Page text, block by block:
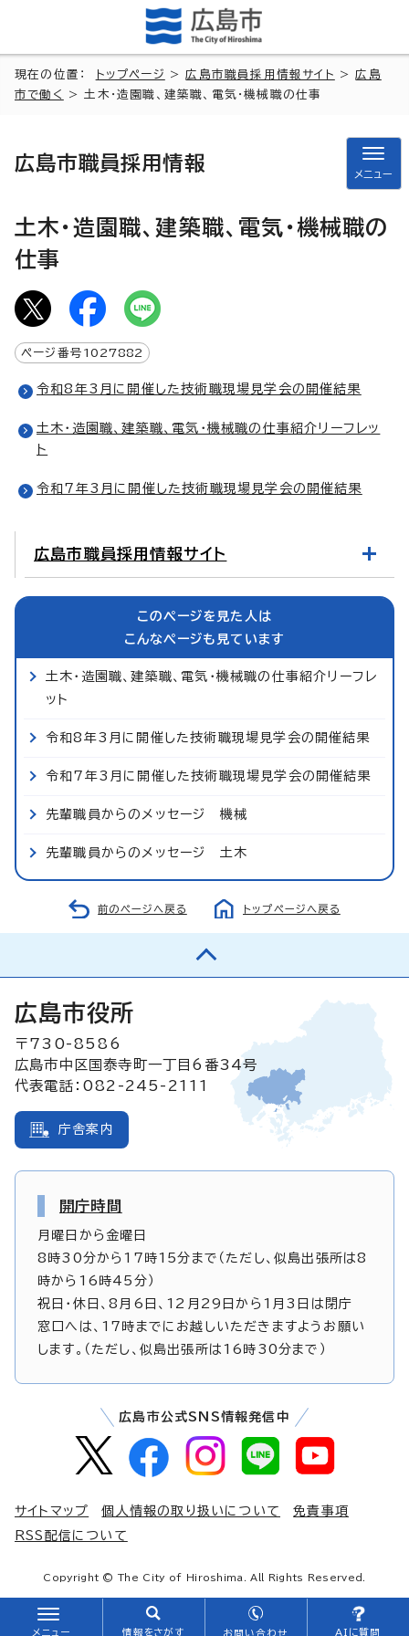
現在の位置： トップページ >広島市職員採用情報サイト >広島
市で働く
> 土木・造園職、建築職、電気・機械職の仕事
広島市職員採用情報
メニュー
土木・造園職、建築職、電気・機械職の
仕事
ページ番号 1027882
令和8年3月に開催した技術職現場見学会の開催結果
土木・造園職、建築職、電気・機械職の仕事紹介リーフレッ
ト
令和7年3月に開催した技術職現場見学会の開催結果
広島市職員採用情報サイト
このページを見た人は
こんなページも見ています
土木・造園職、建築職、電気・機械職の仕事紹介リーフレ
ット
令和8年3月に開催した技術職現場見学会の開催結果
令和7年3月に開催した技術職現場見学会の開催結果
先輩職員からのメッセージ 機械
先輩職員からのメッセージ 土木
前のページへ戻る トップページへ戻る
メニュー 情報をさがす お問い合わせ AIに質問
広島市役所
〒730-8586
広島市中区国泰寺町一丁目6番34号
代表電話：082-245-2111
庁舎案内
開庁時間
月曜日から金曜日
8時30分から17時15分まで（ただし、似島出張所は8
時から16時45分）
祝日・休日、8月6日、12月29日から1月3日は閉庁
窓口へは、17時までにお越しいただきますようお願い
します。（ただし、似島出張所は16時30分まで）
広島市公式SNS情報発信中
サイトマップ 個人情報の取り扱いについて
免責事項
RSS配信について
Copyright © The City of Hiroshima. All Rights Reserved.